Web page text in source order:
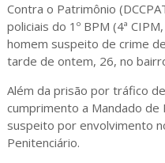
Contra o Patrimônio
policiais do 1º BPM (4ª
homem suspeito de crime
tarde de ontem, 26, no
Além da prisão por tráfico
cumprimento a Mandado
suspeito por envolvimento
Penitenciário.